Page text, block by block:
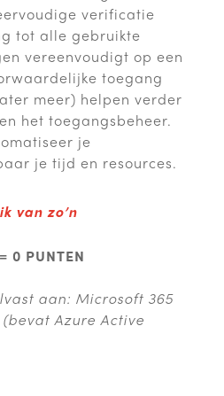
verificatie
tot alle gebruikte
vereenvoudigt op een
toegang
meer) helpen verder
het toegangsbeheer.
je
je tijd en resources.
van zo’n
0 PUNTEN
aan: Microsoft 365
Azure Active